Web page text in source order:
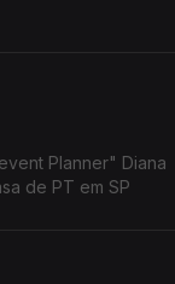
Planner" Diana
de PT em SP